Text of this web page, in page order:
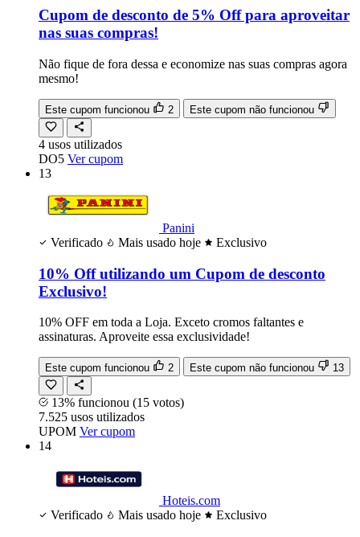
Cupom de desconto de 5% Off para aproveitar
nas suas compras!
Não fique de fora dessa e economize nas suas compras agora
mesmo!
Este cupom funcionou 2 Este cupom não funcionou
4 usos utilizados
DO5 Ver cupom
13
Panini
Verificado
Mais usado hoje Exclusivo
10% Off utilizando um Cupom de desconto
Exclusivo!
10% OFF em toda a Loja. Exceto cromos faltantes e
assinaturas. Aproveite essa exclusividade!
Este cupom funcionou 2 Este cupom não funcionou 13
13% funcionou (15 votos)
7.525 usos utilizados
UPOM Ver cupom
14
Hoteis.com
Verificado
Mais usado hoje Exclusivo